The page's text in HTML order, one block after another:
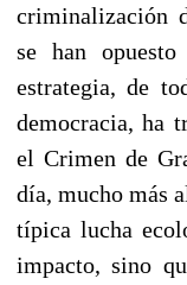
criminalización
se han
estrategia, de
democracia, ha
el Crimen de
día, mucho más
típica lucha
impacto, sino